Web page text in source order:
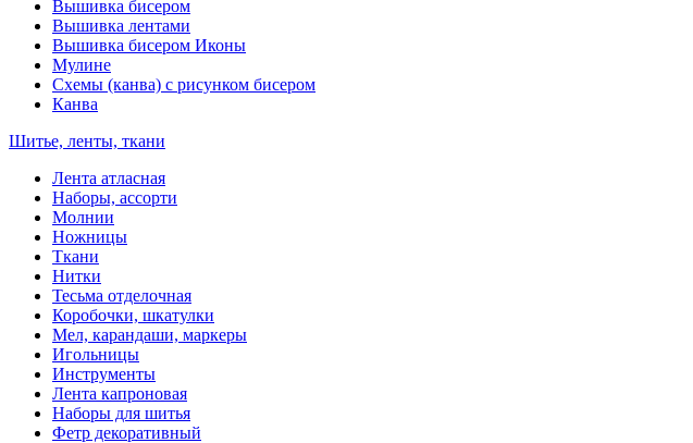
Вышивка бисером
Вышивка лентами
Вышивка бисером Иконы
Мулине
Схемы (канва) с рисунком бисером
Канва
Шитье, ленты, ткани
Лента атласная
Наборы, ассорти
Молнии
Ножницы
Ткани
Нитки
Тесьма отделочная
Коробочки, шкатулки
Мел, карандаши, маркеры
Игольницы
Инструменты
Лента капроновая
Наборы для шитья
Фетр декоративный